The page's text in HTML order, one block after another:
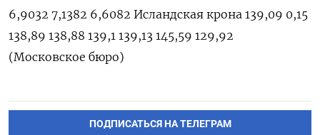
6,9032 7,1382 6,6082 Исландская крона 139,09 0,15
138,89 138,88 139,1 139,13 145,59 129,92
(Московское бюро)
ПОДПИСАТЬСЯ НА ТЕЛЕГРАМ